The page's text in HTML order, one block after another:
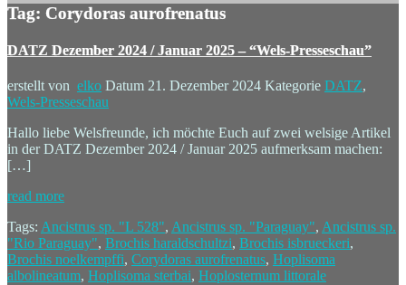
Tag: Corydoras aurofrenatus
DATZ Dezember 2024 / Januar 2025 – “Wels-Presseschau”
erstellt von elko Datum 21. Dezember 2024 Kategorie DATZ,
Wels-Presseschau
Hallo liebe Welsfreunde, ich möchte Euch auf zwei welsige Artikel
in der DATZ Dezember 2024 / Januar 2025 aufmerksam machen:
[…]
read more
Tags: Ancistrus sp. "L 528", Ancistrus sp. "Paraguay", Ancistrus sp.
"Rio Paraguay", Brochis haraldschultzi, Brochis isbrueckeri,
Brochis noelkempffi, Corydoras aurofrenatus, Hoplisoma
albolineatum, Hoplisoma sterbai, Hoplosternum littorale